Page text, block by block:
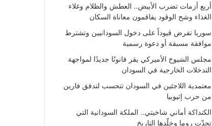
أربع أزمات تضرب الأبيض.. العطش والظلام وغلاء
الغذاء وشح الوقود يفاقمون معاناة السكان
سوريا تفرض قيوداً على دخول السودانيين وتشترط
موافقة مسبقة أو دعوة رسمية
مجلس الشيوخ الأميركي يقر قانونًا جديدًا لمواجهة
التدخلات الخارجية في السودان
معتمدية اللاجئين في السودان تتحسب لتدفق فارين
من حرب إثيوبيا
الكنداكة أماني شاخيتي.. الملكة السودانية التي
تحدّت روما وخلّدها التاريخ